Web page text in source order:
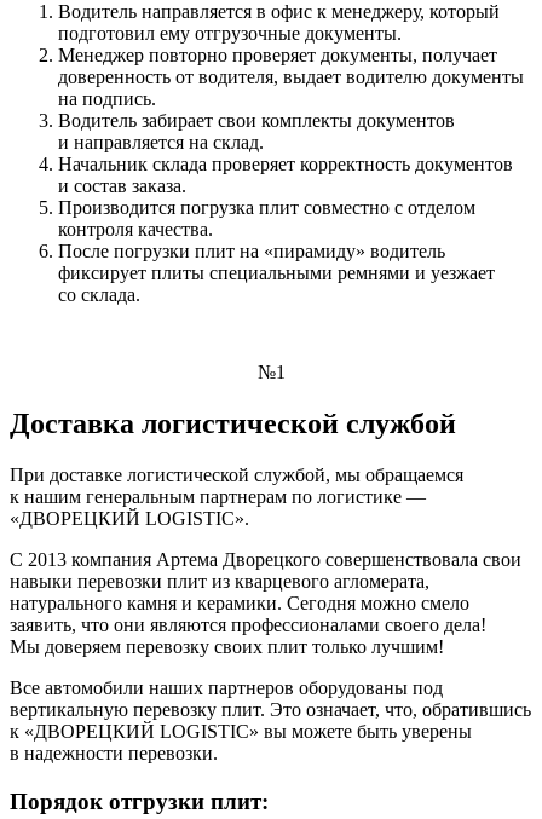
Водитель направляется в офис к менеджеру, который
подготовил ему отгрузочные документы.
Менеджер повторно проверяет документы, получает
доверенность от водителя, выдает водителю документы
на подпись.
Водитель забирает свои комплекты документов
и направляется на склад.
Начальник склада проверяет корректность документов
и состав заказа.
Производится погрузка плит совместно с отделом
контроля качества.
После погрузки плит на «пирамиду» водитель
фиксирует плиты специальными ремнями и уезжает
со склада.
№1
Доставка логистической службой
При доставке логистической службой, мы обращаемся
к нашим генеральным партнерам по логистике —
«ДВОРЕЦКИЙ LOGISTIC».
С 2013 компания Артема Дворецкого совершенствовала свои
навыки перевозки плит из кварцевого агломерата,
натурального камня и керамики. Сегодня можно смело
заявить, что они являются профессионалами своего дела!
Мы доверяем перевозку своих плит только лучшим!
Все автомобили наших партнеров оборудованы под
вертикальную перевозку плит. Это означает, что, обратившись
к «ДВОРЕЦКИЙ LOGISTIC» вы можете быть уверены
в надежности перевозки.
Порядок отгрузки плит: